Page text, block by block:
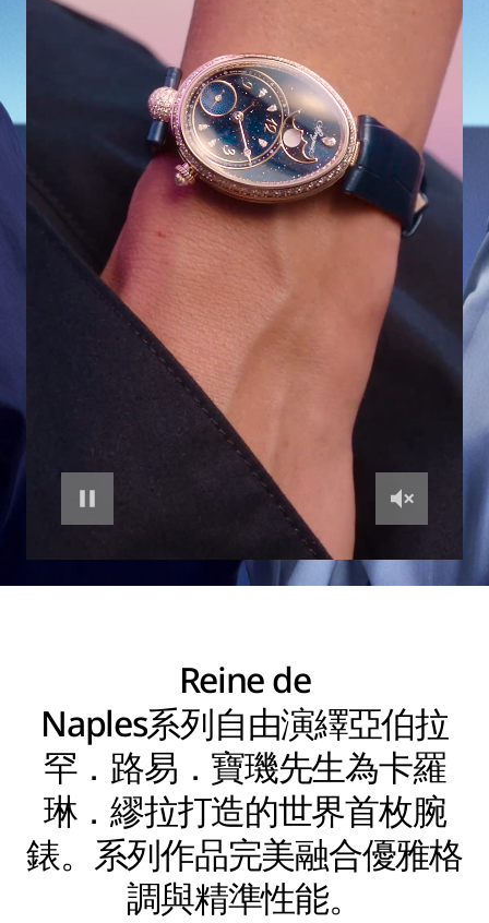
Reine de
Naples系列自由演繹亞伯拉
罕．路易．寶璣先生為卡羅
琳．繆拉打造的世界首枚腕
錶。系列作品完美融合優雅格
調與精準性能。